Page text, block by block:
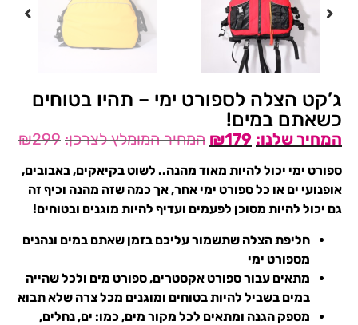
ג’קט הצלה לספורט ימי – תהיו בטוחים
כשאתם במים!
₪299 ₪179
ספורט ימי יכול להיות מאוד מהנה.. לשוט בקיאקים, באבובים,
אופנועי ים או כל ספורט ימי אחר, אך כמה שזה מהנה וכיף זה
גם יכול להיות מסוכן לפעמים ועדיף להיות מוגנים ובטוחים!
חליפת הצלה שתשמור עליכם בזמן שאתם במים ונהנים
מספורט ימי
מתאים עבור ספורט אקסטרים, ספורט מים ולכל שהייה
במים בשביל להיות בטוחים ומוגנים מכל צרה שלא תבוא
מספק הגנה ומתאים לכל מקור מים, כמו: ים, נחלים,